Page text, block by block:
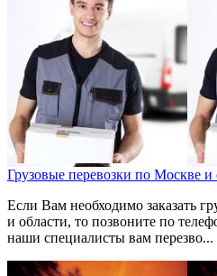
Грузовые перевозки по Москве и
Если Вам необходимо заказать
и области, то позвоните по
наши специалисты вам перезво...